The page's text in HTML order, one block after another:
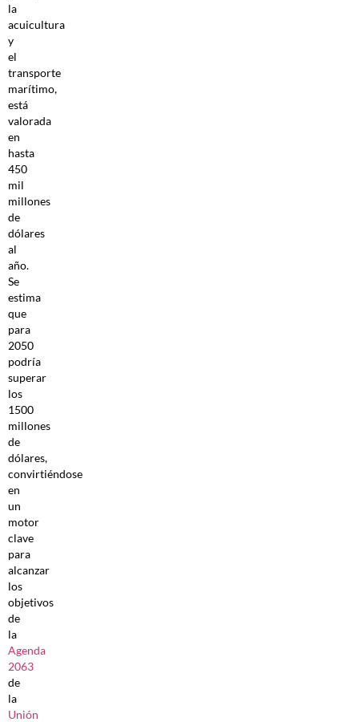
la
acuicultura
y
el
transporte
marítimo,
está
valorada
en
hasta
450
mil
millones
de
dólares
al
año.
Se
estima
que
para
2050
podría
superar
los
1500
millones
de
dólares,
convirtiéndose
en
un
motor
clave
para
alcanzar
los
objetivos
de
la
Agenda
2063
de
la
Unión